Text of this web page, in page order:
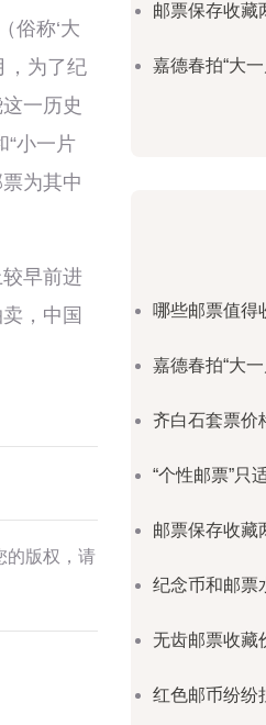
俗称‘大
，为了纪
一历史
“小一片
为其中
早前进
，中国
的版权，请
邮票保存收藏
嘉德春拍“大
哪些邮票值得
嘉德春拍“大
齐白石套票价
“个性邮票”只
邮票保存收藏
纪念币和邮票
无齿邮票收藏
红色邮币纷纷